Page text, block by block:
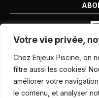
Votre vie privée,
Chez Enjeux Piscine, on
filtre aussi les cookies!
améliorer votre
le contenu, et analyser
Nos